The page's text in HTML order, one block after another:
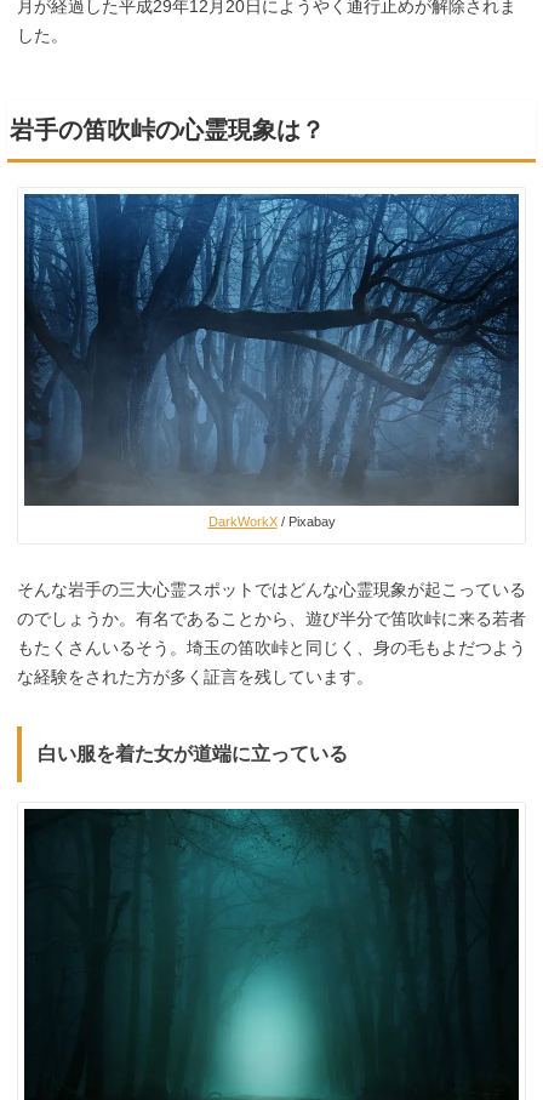
月が経過した平成29年12月20日にようやく通行止めが解除されま
した。
岩手の笛吹峠の心霊現象は？
DarkWorkX/ Pixabay
そんな岩手の三大心霊スポットではどんな心霊現象が起こっている
のでしょうか。有名であることから、遊び半分で笛吹峠に来る若者
もたくさんいるそう。埼玉の笛吹峠と同じく、身の毛もよだつよう
な経験をされた方が多く証言を残しています。
白い服を着た女が道端に立っている